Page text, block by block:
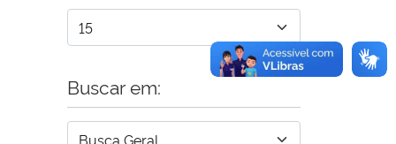
Buscar em: